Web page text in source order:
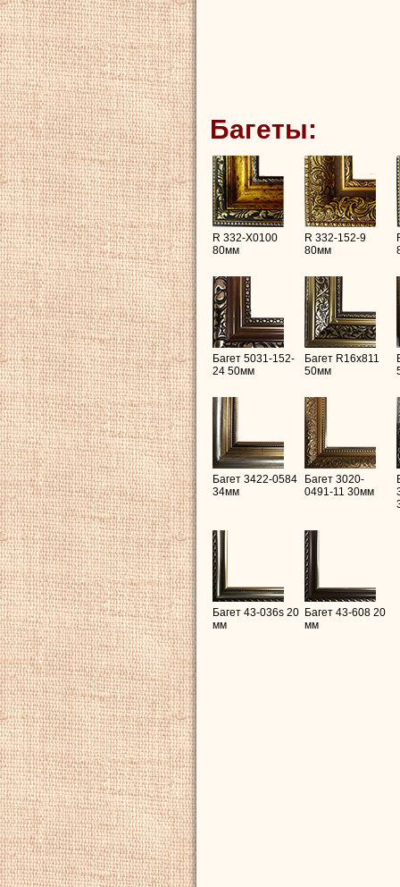
Багеты:
R 332-X0100
80мм
R 332-152-9
80мм
Багет 5031-152-
24 50мм
Багет R16х811
50мм
Багет 3422-0584
34мм
Багет 3020-
0491-11 30мм
Багет 43-036s 20
мм
Багет 43-608 20
мм